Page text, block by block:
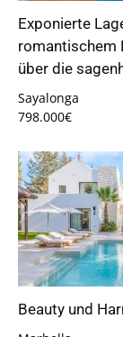
Exponierte
romantischem
über die
Sayalonga
798.000€
Beauty und